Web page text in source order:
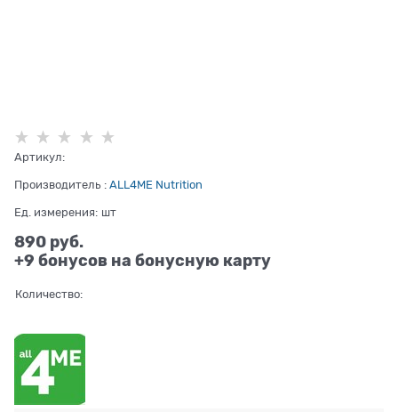
Артикул:
Производитель : ALL4ME Nutrition
Ед. измерения: шт
890 руб.
+9 бонусов на бонусную карту
Количество: